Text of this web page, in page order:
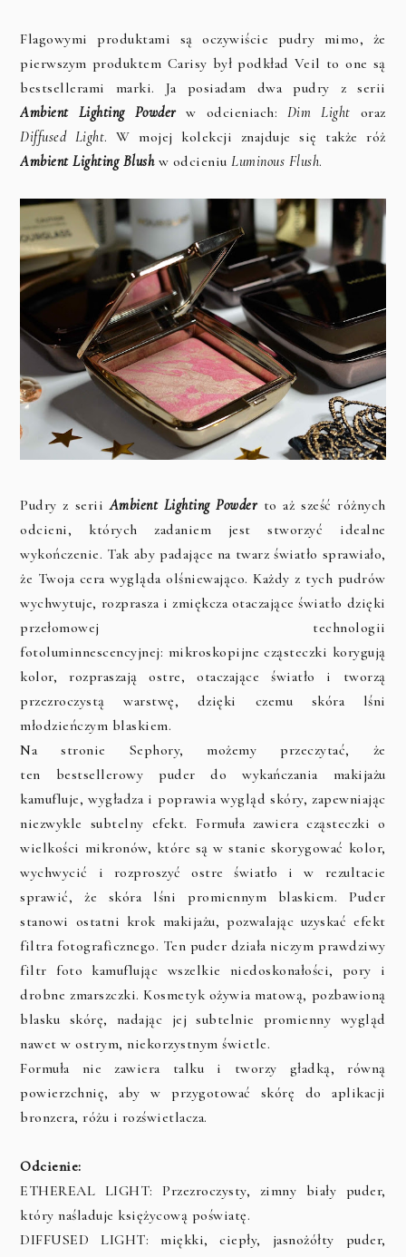
Flagowymi produktami są oczywiście pudry mimo, że
pierwszym produktem Carisy był podkład Veil to one są
bestsellerami marki. Ja posiadam dwa pudry z serii
Ambient Lighting Powderw odcieniach: Dim Light oraz
Diffused Light. W mojej kolekcji znajduje się także róż
Ambient Lighting Blushw odcieniuLuminous Flush.
Pudryz seriiAmbient Lighting Powderto aż sześć różnych
odcieni, których zadaniem jest stworzyć idealne
wykończenie. Tak aby padające na twarz światło sprawiało,
że Twoja cera wygląda olśniewająco. Każdy z tych pudrów
wychwytuje, rozprasza i zmiękcza otaczające światło dzięki
przełomowej technologii
fotoluminnescencyjnej: mikroskopijne cząsteczki korygują
kolor, rozpraszają ostre, otaczające światło i tworzą
przezroczystą warstwę, dzięki czemu skóra lśni
młodzieńczym blaskiem.
Na stronie Sephory, możemy przeczytać, że
ten bestsellerowy puder do wykańczania makijażu
kamufluje, wygładza i poprawia wygląd skóry, zapewniając
niezwykle subtelny efekt. Formuła zawiera cząsteczki o
wielkości mikronów, które są w stanie skorygować kolor,
wychwycić i rozproszyć ostre światło i w rezultacie
sprawić, że skóra lśni promiennym blaskiem. Puder
stanowi ostatni krok makijażu, pozwalając uzyskać efekt
filtra fotograficznego. Ten puder działa niczym prawdziwy
filtr foto kamuflując wszelkie niedoskonałości, pory i
drobne zmarszczki. Kosmetyk ożywia matową, pozbawioną
blasku skórę, nadając jej subtelnie promienny wygląd
nawet w ostrym, niekorzystnym świetle.
Formuła nie zawiera talku i tworzy gładką, równą
powierzchnię, aby w przygotować skórę do aplikacji
bronzera, różu i rozświetlacza.
Odcienie:
ETHEREAL LIGHT: Przezroczysty, zimny biały puder,
który naśladuje księżycową poświatę.
DIFFUSED LIGHT: miękki, ciepły, jasnożółty puder,